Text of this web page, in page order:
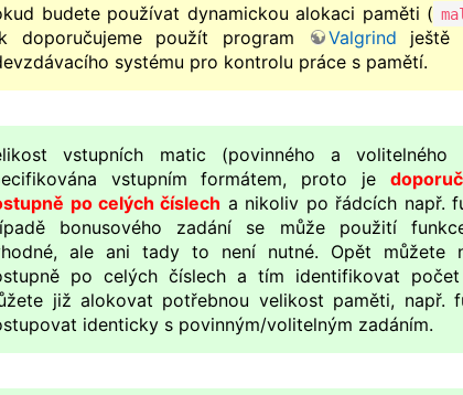
budete používat dynamickou alokaci paměti (
doporučujeme použít program
Valgrind ještě
systému pro kontrolu práce s pamětí.
vstupních matic (povinného a volitelného
vstupním formátem, proto je
po celých číslech a nikoliv po řádcích např.
bonusového zadání se může použití
ale ani tady to není nutné. Opět můžete
po celých číslech a tím identifikovat počet
již alokovat potřebnou velikost paměti, např.
identicky s povinným/volitelným zadáním.